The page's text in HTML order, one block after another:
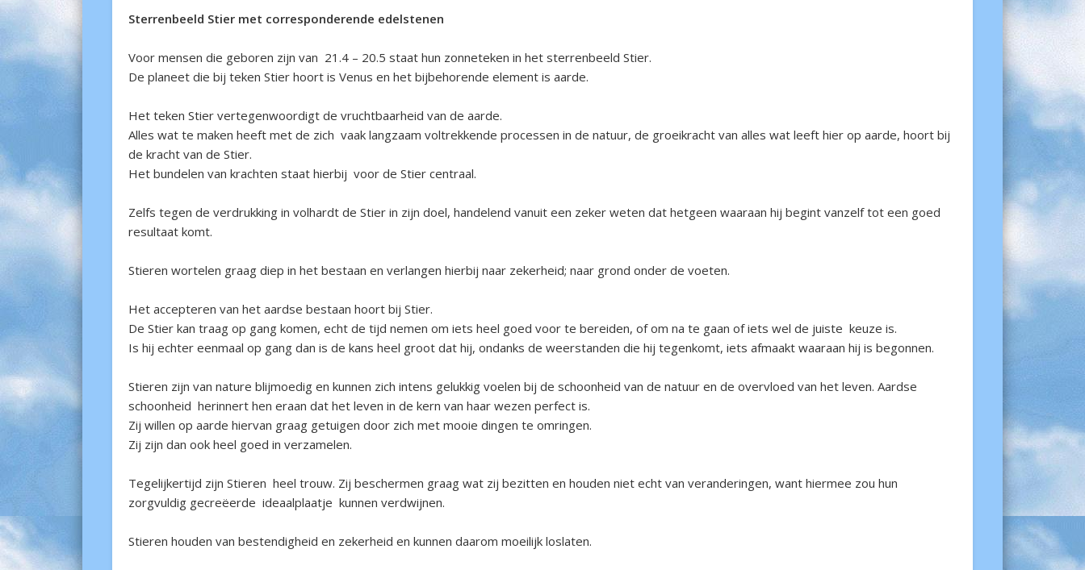
Sterrenbeeld Stier met corresponderende edelstenen
Voor mensen die geboren zijn van 21.4 – 20.5 staat hun zonneteken in het sterrenbeeld Stier.
De planeet die bij teken Stier hoort is Venus en het bijbehorende element is aarde.
Het teken Stier vertegenwoordigt de vruchtbaarheid van de aarde.
Alles wat te maken heeft met de zich vaak langzaam voltrekkende processen in de natuur, de groeikracht van alles wat leeft hier op aarde, hoort bij
de kracht van de Stier.
Het bundelen van krachten staat hierbij voor de Stier centraal.
Zelfs tegen de verdrukking in volhardt de Stier in zijn doel, handelend vanuit een zeker weten dat hetgeen waaraan hij begint vanzelf tot een goed
resultaat komt.
Stieren wortelen graag diep in het bestaan en verlangen hierbij naar zekerheid; naar grond onder de voeten.
Het accepteren van het aardse bestaan hoort bij Stier.
De Stier kan traag op gang komen, echt de tijd nemen om iets heel goed voor te bereiden, of om na te gaan of iets wel de juiste keuze is.
Is hij echter eenmaal op gang dan is de kans heel groot dat hij, ondanks de weerstanden die hij tegenkomt, iets afmaakt waaraan hij is begonnen.
Stieren zijn van nature blijmoedig en kunnen zich intens gelukkig voelen bij de schoonheid van de natuur en de overvloed van het leven. Aardse
schoonheid herinnert hen eraan dat het leven in de kern van haar wezen perfect is.
Zij willen op aarde hiervan graag getuigen door zich met mooie dingen te omringen.
Zij zijn dan ook heel goed in verzamelen.
Tegelijkertijd zijn Stieren heel trouw. Zij beschermen graag wat zij bezitten en houden niet echt van veranderingen, want hiermee zou hun
zorgvuldig gecreëerde ideaalplaatje kunnen verdwijnen.
Stieren houden van bestendigheid en zekerheid en kunnen daarom moeilijk loslaten.